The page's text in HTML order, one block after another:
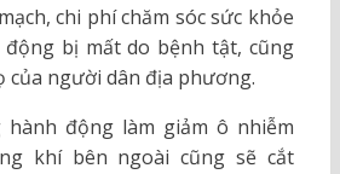
chi phí chăm sóc sức khỏe
bị mất do bệnh tật, cũng
người dân địa phương.
hành động làm giảm ô nhiễm
khí bên ngoài cũng sẽ cắt